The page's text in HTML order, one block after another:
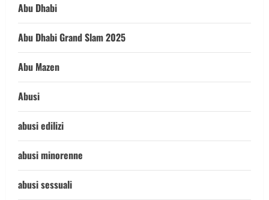
Abu Dhabi
Abu Dhabi Grand Slam 2025
Abu Mazen
Abusi
abusi edilizi
abusi minorenne
abusi sessuali